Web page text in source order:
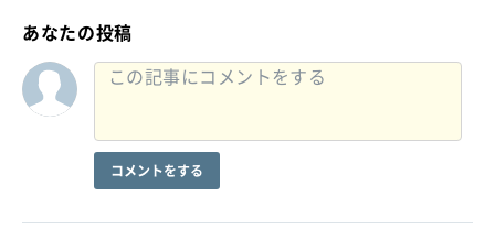
あなたの投稿
コメントをする